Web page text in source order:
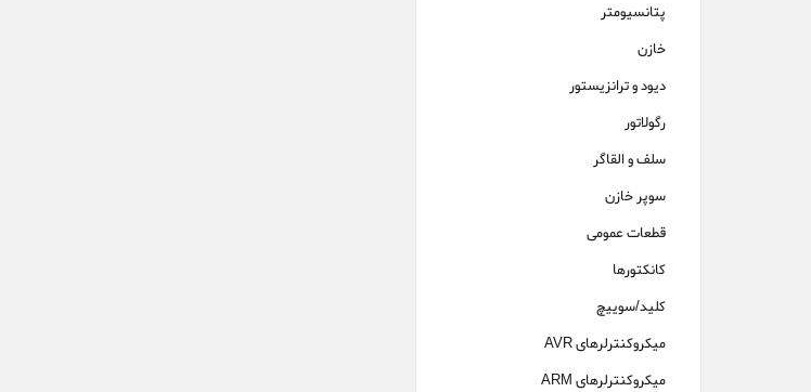
پتانسیومتر
خازن
دیود و ترانزیستور
رگولاتور
سلف و القاگر
سوپر خازن
قطعات عمومی
کانکتورها
كليد/سوییچ
ميكروكنترلرهای AVR
ميكروكنترلرهای ARM